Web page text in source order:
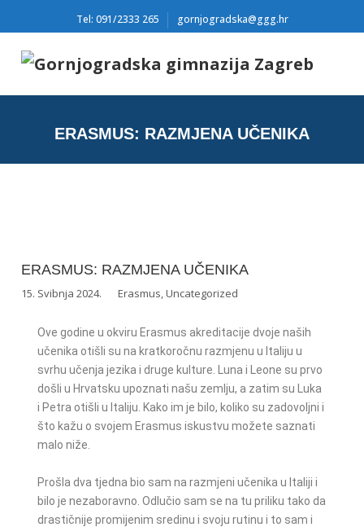
Tel: 091/2333 265 gornjogradska@ggg.hr
ERASMUS: RAZMJENA UČENIKA
ERASMUS: RAZMJENA UČENIKA
15. Svibnja 2024. Erasmus,Uncategorized
Ove godine u okviru Erasmus akreditacije dvoje naših
učenika otišli su na kratkoročnu razmjenu u Italiju u
svrhu učenja jezika i druge kulture. Luna i Leone su prvo
došli u Hrvatsku upoznati našu zemlju, a zatim su Luka
i Petra otišli u Italiju. Kako im je bilo, koliko su zadovoljni i
što kažu o svojem Erasmus iskustvu možete saznati
malo niže.
Prošla dva tjedna bio sam na razmjeni učenika u Italiji i
bilo je nezaboravno. Odlučio sam se na tu priliku tako da
drastičnije promijenim sredinu i svoju rutinu i to sam i